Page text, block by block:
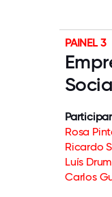
PAINEL 3
Rosa
Ricardo
Luís
Carlos